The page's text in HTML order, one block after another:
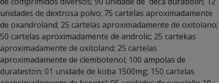
unidades de dextrosa polvo; 75 cartelas aproximadamente
de oxandroland; 25 cartelas aproximadamente de oxitolano;
50 cartelas aproximadamente de androlic; 25 cartekas
aproximadamente de oxitoland; 25 cartelas
aproximadamente de clembotenol; 100 ampolas de
durateston; 01 unidade de koba 1500mg; 150 cartelas